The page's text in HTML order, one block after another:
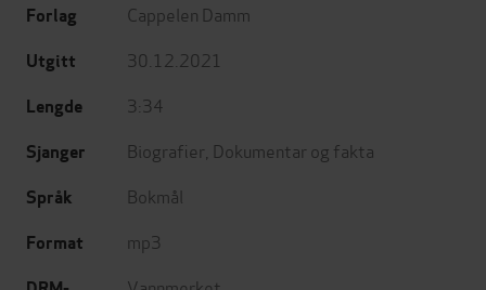
Forlag Cappelen Damm
Utgitt 30.12.2021
Lengde 3:34
Sjanger Biografier Dokumentar og fakta
Språk Bokmål
Format mp3